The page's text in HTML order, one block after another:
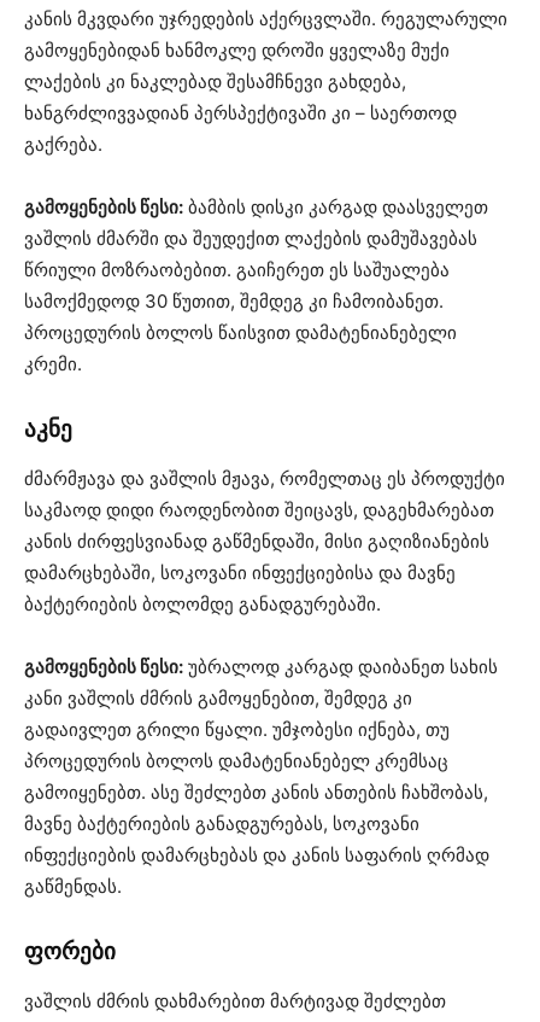
კანის მკვდარი უჯრედების აქერცვლაში. რეგულარული
გამოყენებიდან ხანმოკლე დროში ყველაზე მუქი
ლაქების კი ნაკლებად შესამჩნევი გახდება,
ხანგრძლივვადიან პერსპექტივაში კი – საერთოდ
გაქრება.
გამოყენების წესი: ბამბის დისკი კარგად დაასველეთ
ვაშლის ძმარში და შეუდექით ლაქების დამუშავებას
წრიული მოზრაობებით. გაიჩერეთ ეს საშუალება
სამოქმედოდ 30 წუთით, შემდეგ კი ჩამოიბანეთ.
პროცედურის ბოლოს წაისვით დამატენიანებელი
კრემი.
აკნე
ძმარმჟავა და ვაშლის მჟავა, რომელთაც ეს პროდუქტი
საკმაოდ დიდი რაოდენობით შეიცავს, დაგეხმარებათ
კანის ძირფესვიანად გაწმენდაში, მისი გაღიზიანების
დამარცხებაში, სოკოვანი ინფექციებისა და მავნე
ბაქტერიების ბოლომდე განადგურებაში.
გამოყენების წესი: უბრალოდ კარგად დაიბანეთ სახის
კანი ვაშლის ძმრის გამოყენებით, შემდეგ კი
გადაივლეთ გრილი წყალი. უმჯობესი იქნება, თუ
პროცედურის ბოლოს დამატენიანებელ კრემსაც
გამოიყენებთ. ასე შეძლებთ კანის ანთების ჩახშობას,
მავნე ბაქტერიების განადგურებას, სოკოვანი
ინფექციების დამარცხებას და კანის საფარის ღრმად
გაწმენდას.
ფორები
ვაშლის ძმრის დახმარებით მარტივად შეძლებთ